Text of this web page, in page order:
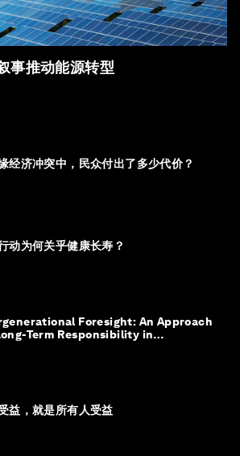
事推动能源转型
经济冲突中，民众付出了多少代价？
动为何关乎健康长寿？
Foresight: An Approach
Term Responsibility in
益，就是所有人受益